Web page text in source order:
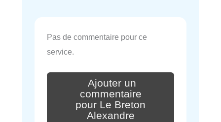
Pas de commentaire pour ce
service.
Ajouter un
commentaire
pour Le Breton
Alexandre